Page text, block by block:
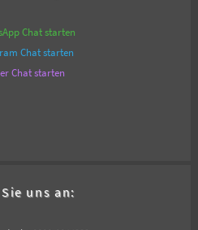
Chat starten
Chat starten
Chat starten
uns an: